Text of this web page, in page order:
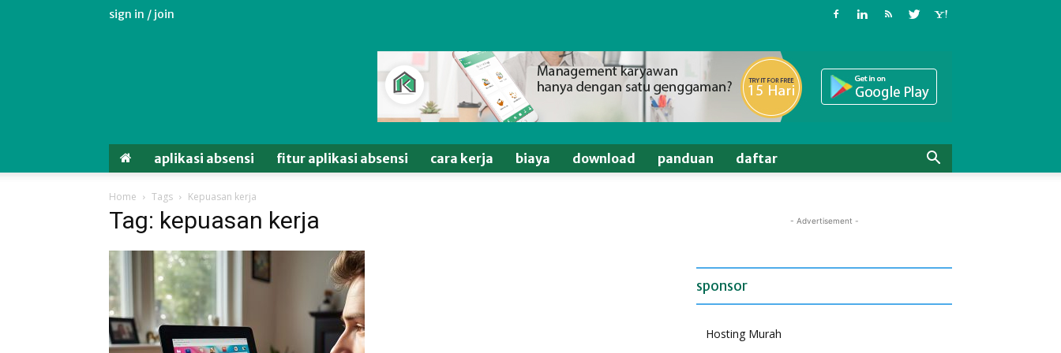
sign in / join
aplikasi absensi fitur aplikasi absensi cara kerja biaya download panduan daftar
Home Tags Kepuasan kerja
Tag: kepuasan kerja - Advertisement -
sponsor
Hosting Murah